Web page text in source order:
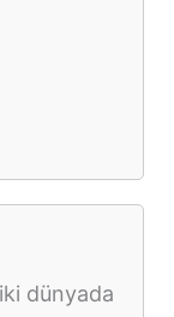
dünyada